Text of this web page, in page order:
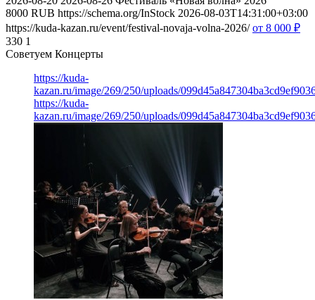
8000 RUB https://schema.org/InStock 2026-08-03T14:31:00+03:00
https://kuda-kazan.ru/event/festival-novaja-volna-2026/ от 8 000 ₽
330 1
Советуем Концерты
https://kuda-
kazan.ru/image/269/250/uploads/
https://kuda-
kazan.ru/image/269/250/uploads/